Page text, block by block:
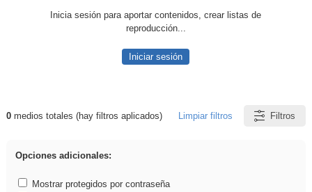
Inicia sesión para aportar contenidos, crear listas de
reproducción...
Iniciar sesión
Resultados de: Binnorie
0medios totales (hay filtros aplicados) Limpiar filtros Filtros
Opciones adicionales:
Mostrar protegidos por contraseña